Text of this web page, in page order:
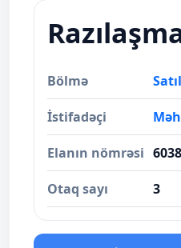
Bölmə
İstifadəçi
Elanın nömrəsi
Otaq sayı 3